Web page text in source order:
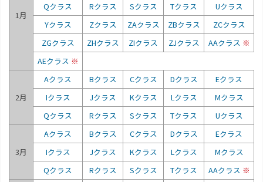
1月
Qクラス
Rクラス Sクラス Tクラス
Uクラス
Yクラス
Zクラス ZAクラス ZBクラス ZCクラス
ZGクラス
ZHクラス ZIクラス ZJクラス AAクラス ※
AEクラス ※
2月
Aクラス Bクラス Cクラス Dクラス
Eクラス
Iクラス
Jクラス Kクラス Lクラス
Mクラス
Qクラス
Rクラス Sクラス Tクラス Uクラス
3月
Aクラス Bクラス Cクラス Dクラス
Eクラス
Iクラス
Jクラス Kクラス Lクラス
Mクラス
Qクラス
Rクラス Sクラス Tクラス AAクラス ※